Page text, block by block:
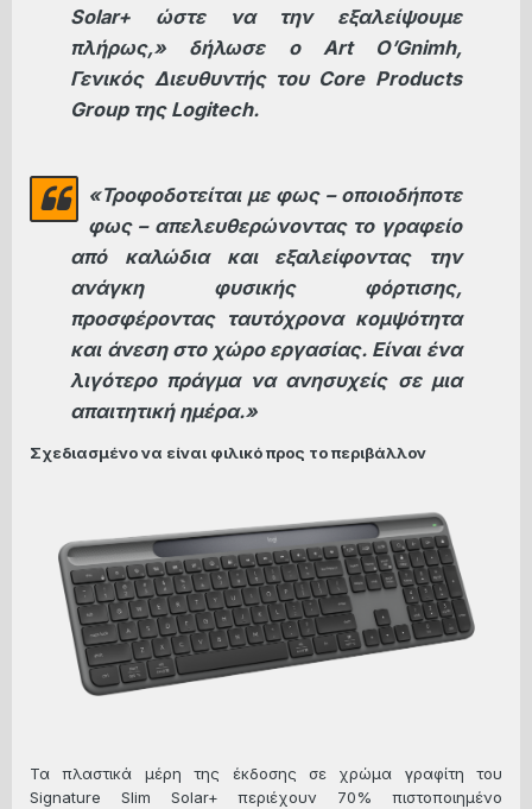
Solar+ ώστε να την εξαλείψουμε
πλήρως,» δήλωσε ο Art O’Gnimh,
Γενικός Διευθυντής του Core Products
Group της Logitech.
«Τροφοδοτείται με φως – οποιοδήποτε
φως – απελευθερώνοντας το γραφείο
από καλώδια και εξαλείφοντας την
ανάγκη φυσικής φόρτισης,
προσφέροντας ταυτόχρονα κομψότητα
και άνεση στο χώρο εργασίας. Είναι ένα
λιγότερο πράγμα να ανησυχείς σε μια
απαιτητική ημέρα.»
Σχεδιασμένο να είναι φιλικό προς το περιβάλλον
Τα πλαστικά μέρη της έκδοσης σε χρώμα γραφίτη του
Signature Slim Solar+ περιέχουν 70% πιστοποιημένο